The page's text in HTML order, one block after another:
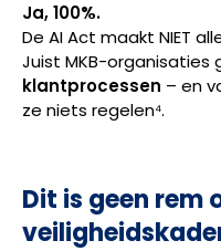
Ja, 100%.
De AI Act maakt NIET
Juist MKB-organisaties
klantprocessen – en
ze niets regelen⁴.
Dit is geen rem